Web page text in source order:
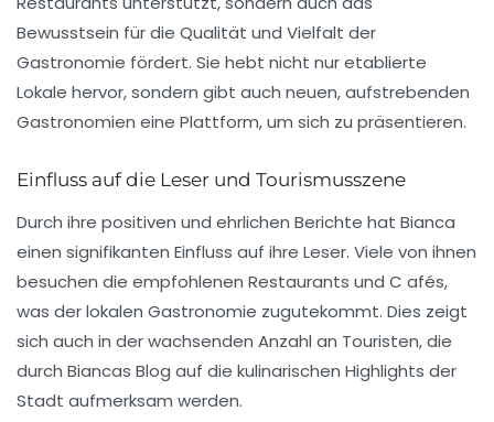
Bewusstsein für die Qualität und Vielfalt der
Gastronomie fördert. Sie hebt nicht nur etablierte
Lokale hervor, sondern gibt auch neuen, aufstrebenden
Gastronomien eine Plattform, um sich zu präsentieren.
Einfluss auf die Leser und Tourismusszene
Durch ihre positiven und ehrlichen Berichte hat Bianca
einen signifikanten Einfluss auf ihre Leser. Viele von ihnen
besuchen die empfohlenen Restaurants und C afés,
was der lokalen Gastronomie zugutekommt. Dies zeigt
sich auch in der wachsenden Anzahl an Touristen, die
durch Biancas Blog auf die kulinarischen Highlights der
Stadt aufmerksam werden.